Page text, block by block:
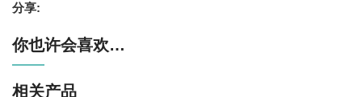
分享:
你也许会喜欢…
相关产品